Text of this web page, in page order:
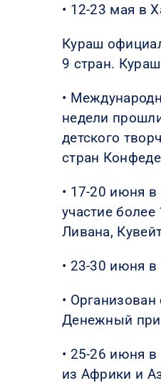
• 12-23 мая в
Кураш
9 стран.
•
недели
детского
стран
• 17-20 июня
участие
Ливана,
• 23-30 июня
•
Денежный
• 25-26 июня
из Африки и